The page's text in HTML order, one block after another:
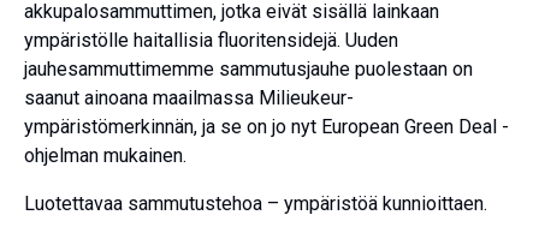
akkupalosammuttimen, jotka eivät sisällä lainkaan
ympäristölle haitallisia fluoritensidejä. Uuden
jauhesammuttimemme sammutusjauhe puolestaan on
saanut ainoana maailmassa Milieukeur-
ympäristömerkinnän, ja se on jo nyt European Green Deal -
ohjelman mukainen.
Luotettavaa sammutustehoa – ympäristöä kunnioittaen.